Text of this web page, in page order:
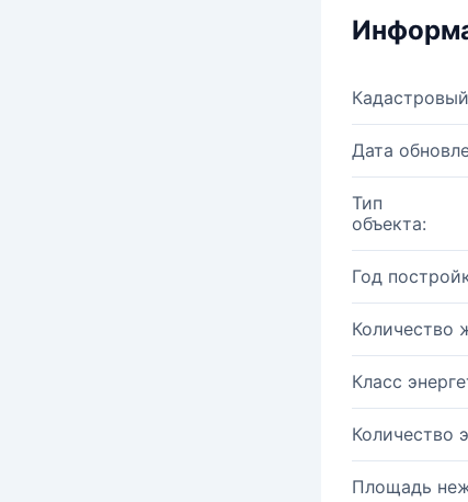
Дата
Тип
объекта:
Год
Количество
Класс
Количество
Площадь